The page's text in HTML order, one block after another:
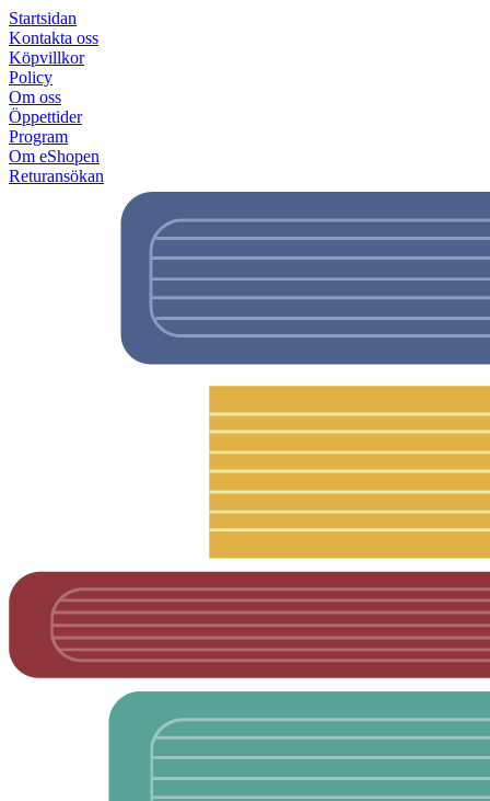
Startsidan
Kontakta oss
Köpvillkor
Policy
Om oss
Öppettider
Program
Om eShopen
Returansökan